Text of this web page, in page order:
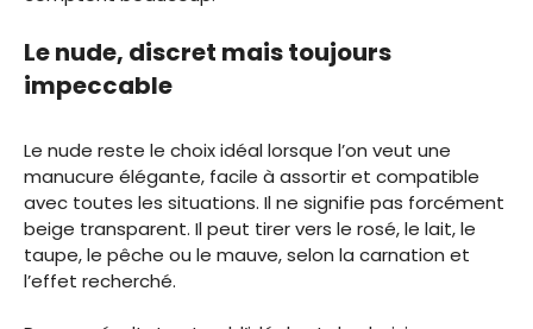
Le nude, discret mais toujours
impeccable
Le nude reste le choix idéal lorsque l’on veut une
manucure élégante, facile à assortir et compatible
avec toutes les situations. Il ne signifie pas forcément
beige transparent. Il peut tirer vers le rosé, le lait, le
taupe, le pêche ou le mauve, selon la carnation et
l’effet recherché.